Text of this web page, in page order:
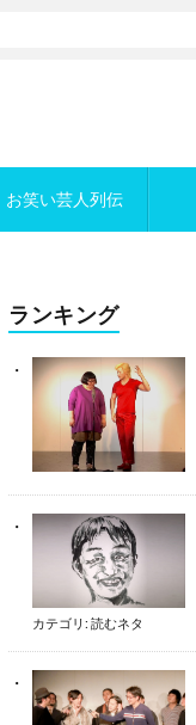
お笑い芸人列伝
ランキング
カテゴリ: 読むネタ